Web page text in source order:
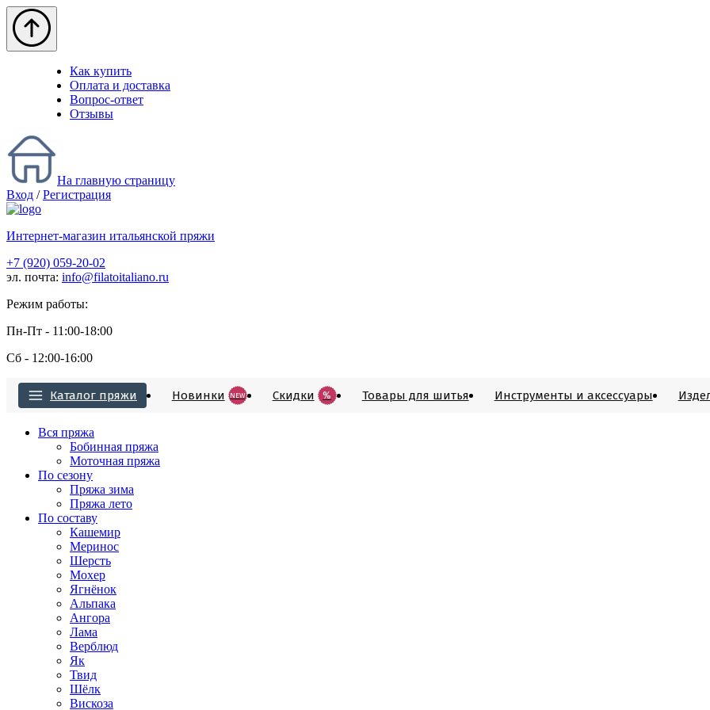
Как купить
Оплата и доставка
Вопрос-ответ
Отзывы
На главную страницу
Вход /Регистрация
Интернет-магазин итальянской пряжи
+7 (920) 059-20-02
эл. почта: info@filatoitaliano.ru
Режим работы:
Пн-Пт - 11:00-18:00
Сб - 12:00-16:00
Каталог пряжи Новинки NEW Cкидки % Товары для шитья Инструменты и аксессуары
Вся пряжа
Бобинная пряжа
Моточная пряжа
По сезону
Пряжа зима
Пряжа лето
По составу
Кашемир
Меринос
Шерсть
Мохер
Ягнёнок
Альпака
Ангора
Лама
Верблюд
Як
Твид
Шёлк
Вискоза